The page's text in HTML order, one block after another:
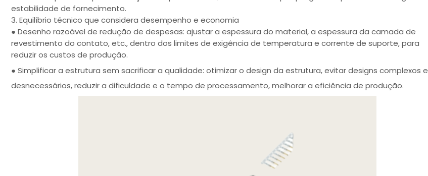
estabilidade de fornecimento.
3. Equilíbrio técnico que considera desempenho e economia
● Desenho razoável de redução de despesas: ajustar a espessura do material, a espessura da camada de
revestimento do contato, etc., dentro dos limites de exigência de temperatura e corrente de suporte, para
reduzir os custos de produção.
● Simplificar a estrutura sem sacrificar a qualidade: otimizar o design da estrutura, evitar designs complexos e
desnecessários, reduzir a dificuldade e o tempo de processamento, melhorar a eficiência de produção.